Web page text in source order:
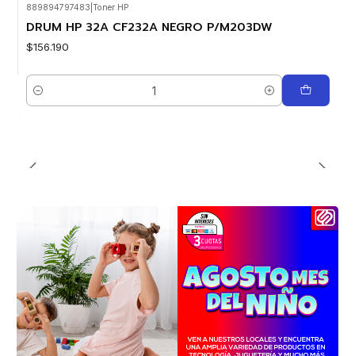
889894797483 Toner HP
DRUM HP 32A CF232A NEGRO P/M203DW
$156.190
Cantidad